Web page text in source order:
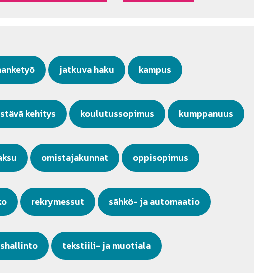
jatkuva haku kampus
kehitys koulutussopimus kumppanuus
omistajakunnat oppisopimus
rekrymessut sähkö- ja automaatio
tekstiili- ja muotiala